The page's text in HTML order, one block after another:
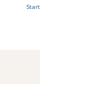
Start